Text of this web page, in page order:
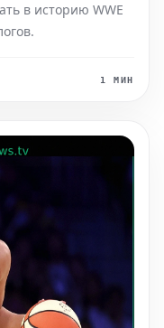
в историю WWE
1 МИН